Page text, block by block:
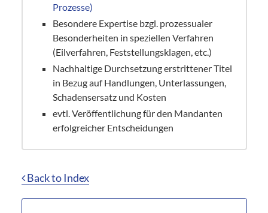
Prozesse)
Besondere Expertise bzgl. prozessualer
Besonderheiten in speziellen Verfahren
(Eilverfahren, Feststellungsklagen, etc.)
Nachhaltige Durchsetzung erstrittener Titel
in Bezug auf Handlungen, Unterlassungen,
Schadensersatz und Kosten
evtl. Veröffentlichung für den Mandanten
erfolgreicher Entscheidungen
Back to Index